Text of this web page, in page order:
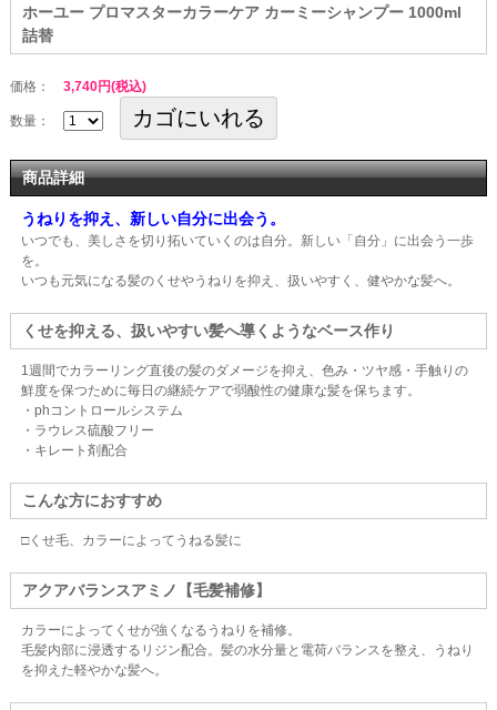
ホーユー プロマスターカラーケア カーミーシャンプー 1000ml
詰替
価格： 3,740円(税込)
数量：
商品詳細
うねりを抑え、新しい自分に出会う。
いつでも、美しさを切り拓いていくのは自分。新しい「自分」に出会う一歩
を。
いつも元気になる髪のくせやうねりを抑え、扱いやすく、健やかな髪へ。
くせを抑える、扱いやすい髪へ導くようなベース作り
1週間でカラーリング直後の髪のダメージを抑え、色み・ツヤ感・手触りの
鮮度を保つために毎日の継続ケアで弱酸性の健康な髪を保ちます。
・phコントロールシステム
・ラウレス硫酸フリー
・キレート剤配合
こんな方におすすめ
□くせ毛、カラーによってうねる髪に
アクアバランスアミノ【毛髪補修】
カラーによってくせが強くなるうねりを補修。
毛髪内部に浸透するリジン配合。髪の水分量と電荷バランスを整え、うねり
を抑えた軽やかな髪へ。